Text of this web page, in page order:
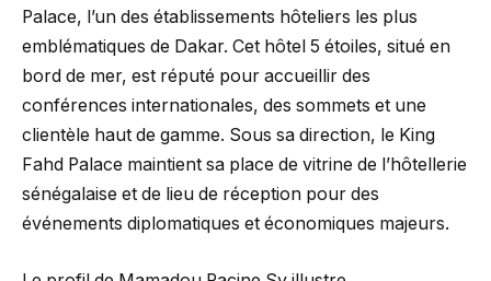
Palace, l’un des établissements hôteliers les plus
emblématiques de Dakar. Cet hôtel 5 étoiles, situé en
bord de mer, est réputé pour accueillir des
conférences internationales, des sommets et une
clientèle haut de gamme. Sous sa direction, le King
Fahd Palace maintient sa place de vitrine de l’hôtellerie
sénégalaise et de lieu de réception pour des
événements diplomatiques et économiques majeurs.